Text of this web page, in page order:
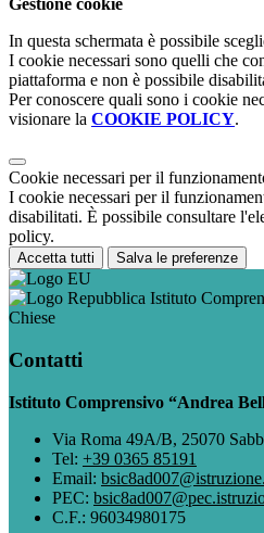
Gestione cookie
In questa schermata è possibile
I cookie necessari sono quelli che
piattaforma e non è possibile
Per conoscere quali sono i cookie
visionare la COOKIE POLICY.
Cookie necessari per il
I cookie necessari per il
disabilitati. È possibile consultare
policy.
Accetta tutti Salva le preferenze
Istituto
Chiese
Contatti
Istituto Comprensivo “Andrea
Via Roma 49A/B, 25070
Tel: +39 0365 85191
Email:
PEC:
C.F.: 96034980175